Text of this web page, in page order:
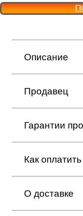
Описание
Продавец
Гарантии
Как оплатить
О доставке